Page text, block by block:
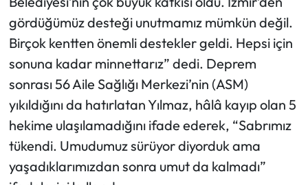
gördüğümüz desteği unutmamız mümkün değil.
Birçok kentten önemli destekler geldi. Hepsi için
sonuna kadar minnettarız” dedi. Deprem
sonrası 56 Aile Sağlığı Merkezi’nin (ASM)
yıkıldığını da hatırlatan Yılmaz, hâlâ kayıp olan 5
hekime ulaşılamadığını ifade ederek, “Sabrımız
tükendi. Umudumuz sürüyor diyorduk ama
yaşadıklarımızdan sonra umut da kalmadı”